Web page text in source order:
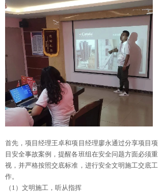
首先，项目经理王卓和项目经理廖永通过分享项目项
目安全事故案例，提醒各班组在安全问题方面必须重
视，并严格按照交底标准，进行安全文明施工交底工
作。
（1）文明施工，听从指挥